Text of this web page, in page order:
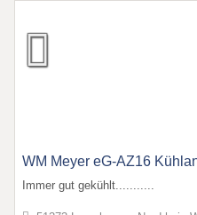
WM Meyer eG-AZ16
Immer gut gekühlt...........